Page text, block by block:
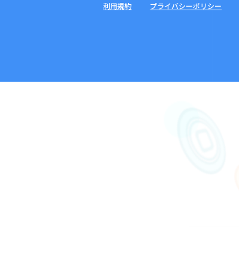
利用規約 プライバシーポリシー